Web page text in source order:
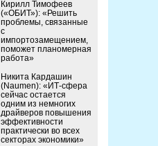
Кирилл Тимофеев
(«ОБИТ»): «Решить
проблемы, связанные
с
импортозамещением,
поможет планомерная
работа»
Никита Кардашин
(Naumen): «ИТ-сфера
сейчас остается
одним из немногих
драйверов повышения
эффективности
практически во всех
секторах экономики»